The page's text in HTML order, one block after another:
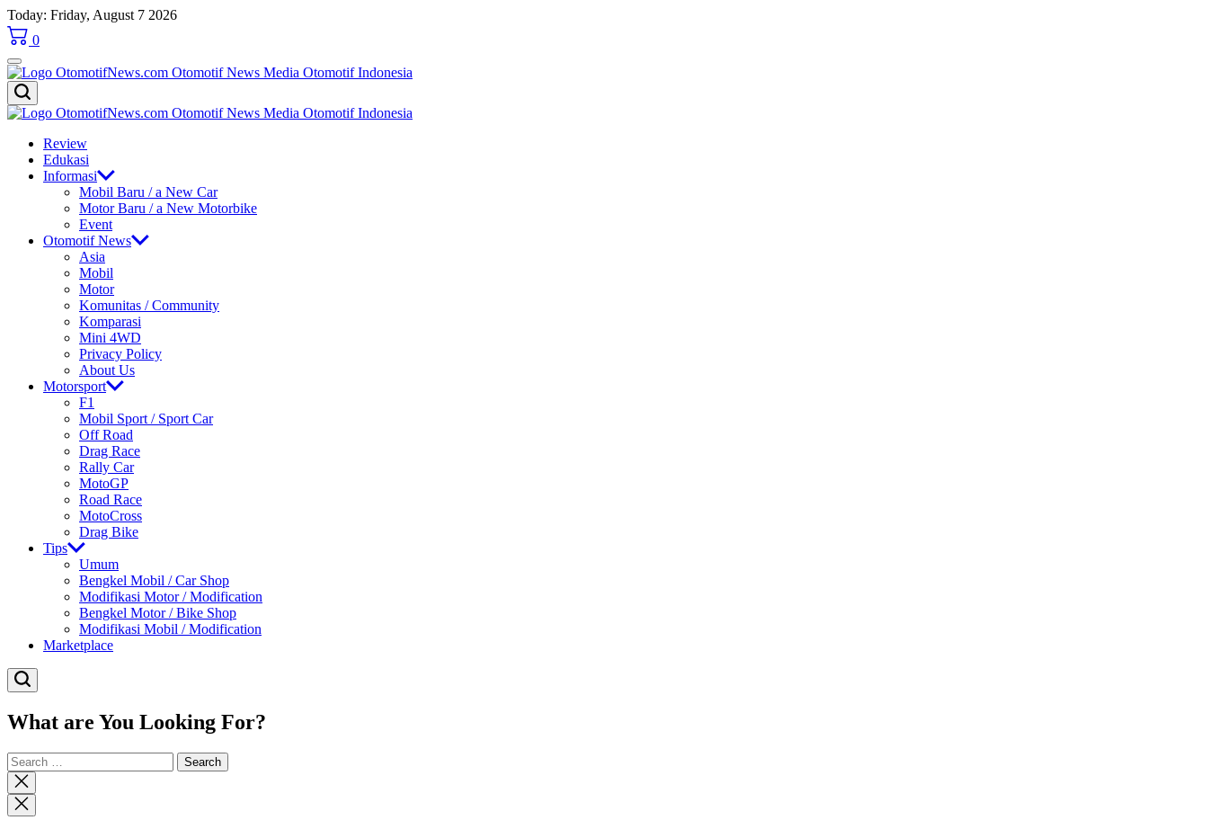
Skip
to
content
Today: Friday, August 7 2026
0
OtomotifNews.com
OtomotifNews.com
Review
Edukasi
Informasi
Mobil Baru / a New Car
Motor Baru / a New Motorbike
Event
Otomotif News
Asia
Mobil
Motor
Komunitas / Community
Komparasi
Mini 4WD
Privacy Policy
About Us
Motorsport
F1
Mobil Sport / Sport Car
Off Road
Drag Race
Rally Car
MotoGP
Road Race
MotoCross
Drag Bike
Tips
Umum
Bengkel Mobil / Car Shop
Modifikasi Motor / Modification
Bengkel Motor / Bike Shop
Modifikasi Mobil / Modification
Marketplace
What are You Looking For?
Search
for:
Close
search